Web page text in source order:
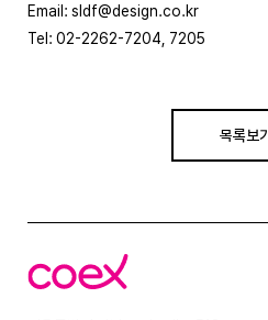
Email: sldf@design.co.kr
Tel: 02-2262-7204, 7205
목록보기
코
엑